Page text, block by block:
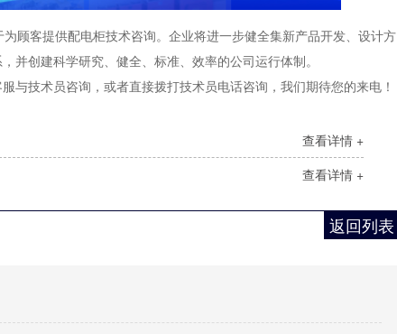
顾客提供配电柜技术咨询。企业将进一步健全集新产品开发、设计方
并创建科学研究、健全、标准、效率的公司运行体制。
与技术员咨询，或者直接拨打技术员电话咨询，我们期待您的来电！
查看详情 +
查看详情 +
返回列表